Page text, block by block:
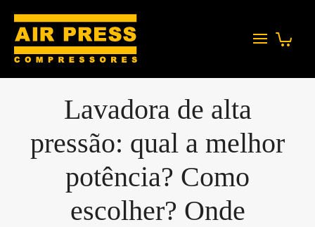
Lavadora de alta
pressão: qual a melhor
potência? Como
escolher? Onde